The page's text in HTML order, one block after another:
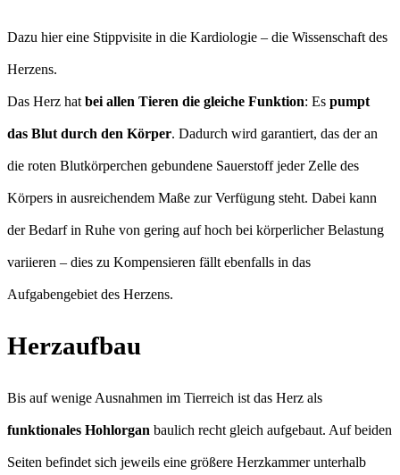
Dazu hier eine Stippvisite in die Kardiologie – die Wissenschaft des
Herzens.
Das Herz hat bei allen Tieren die gleiche Funktion: Es pumpt
das Blut durch den Körper. Dadurch wird garantiert, das der an
die roten Blutkörperchen gebundene Sauerstoff jeder Zelle des
Körpers in ausreichendem Maße zur Verfügung steht. Dabei kann
der Bedarf in Ruhe von gering auf hoch bei körperlicher Belastung
variieren – dies zu Kompensieren fällt ebenfalls in das
Aufgabengebiet des Herzens.
Herzaufbau
Bis auf wenige Ausnahmen im Tierreich ist das Herz als
funktionales Hohlorgan baulich recht gleich aufgebaut. Auf beiden
Seiten befindet sich jeweils eine größere Herzkammer unterhalb